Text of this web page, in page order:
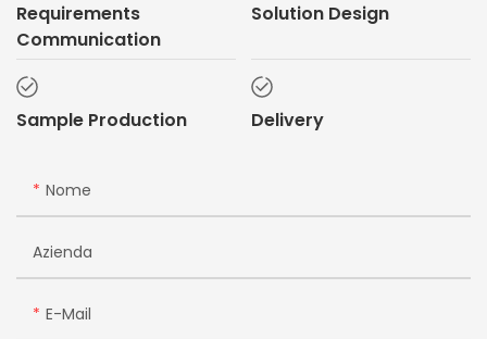
Requirements
Communication
Solution Design
Sample Production Delivery
Nome
Azienda
E-Mail